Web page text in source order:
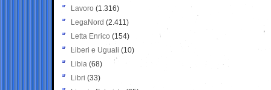
Lavoro (1.316)
LegaNord (2.411)
Letta Enrico (154)
Liberi e Uguali (10)
Libia (68)
Libri (33)